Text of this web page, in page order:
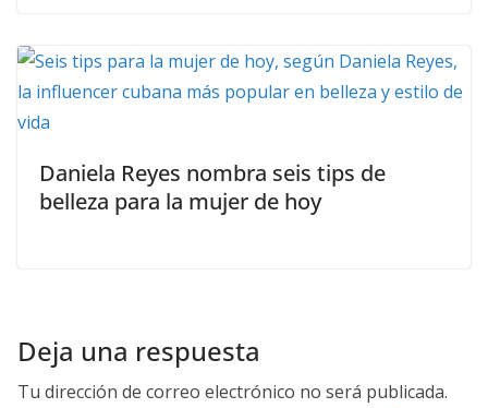
Daniela Reyes nombra seis tips de
belleza para la mujer de hoy
Deja una respuesta
Tu dirección de correo electrónico no será publicada.